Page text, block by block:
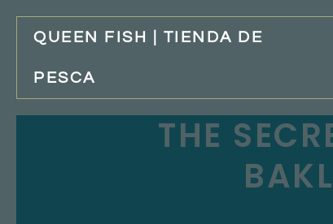
QUEEN FISH | TIENDA DE
PESCA
THE